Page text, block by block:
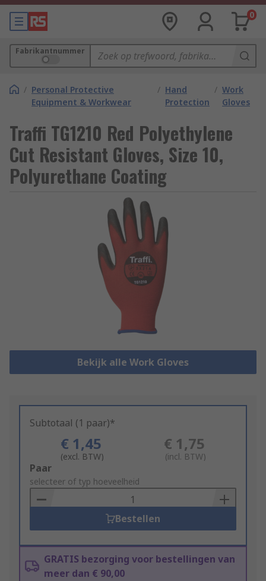
0
Fabrikantnummer
/ Personal Protective
Equipment & Workwear
/ Hand
Protection
/ Work
Gloves
Traffi TG1210 Red Polyethylene
Cut Resistant Gloves, Size 10,
Polyurethane Coating
Bekijk alle Work Gloves
Subtotaal (1 paar)*
€ 1,45
(excl. BTW)
€ 1,75
(incl. BTW)
Add
to
Basket
Paar
selecteer of typ hoeveelheid
Bestellen
GRATIS bezorging voor bestellingen van
meer dan € 90,00